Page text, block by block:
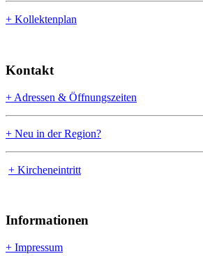
+ Kollektenplan
Kontakt
+ Adressen & Öffnungszeiten
+ Neu in der Region?
+ Kircheneintritt
Informationen
+ Impressum